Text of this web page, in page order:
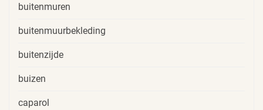
buitenmuren
buitenmuurbekleding
buitenzijde
buizen
caparol